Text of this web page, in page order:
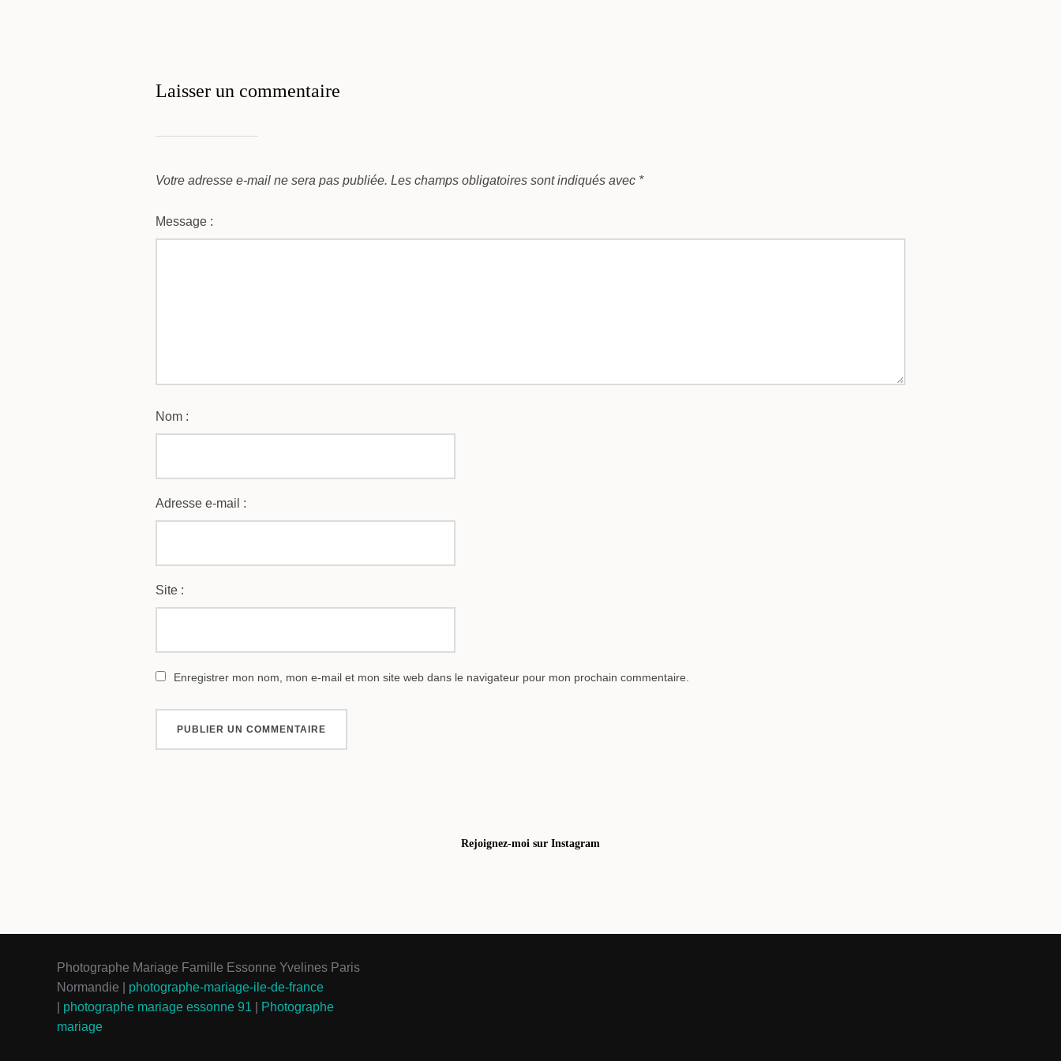
Laisser un commentaire
Votre adresse e-mail ne sera pas publiée. Les champs obligatoires sont indiqués avec *
Message :
Nom :
Adresse e-mail :
Site :
Enregistrer mon nom, mon e-mail et mon site web dans le navigateur pour mon prochain commentaire.
Rejoignez-moi sur Instagram
Photographe Mariage Famille Essonne Yvelines Paris
Normandie | photographe-mariage-ile-de-france
photographe mariage essonne 91
Photographe
mariage